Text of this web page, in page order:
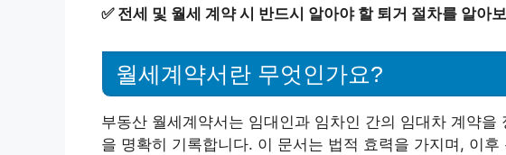
✅ 전세 및 월세 계약 시 반드시 알아야 할 퇴거 절차를 알아
월세계약서란 무엇인가요?
부동산 월세계약서는 임대인과 임차인 간의 임대차 계약을
을 명확히 기록합니다. 이 문서는 법적 효력을 가지며, 이